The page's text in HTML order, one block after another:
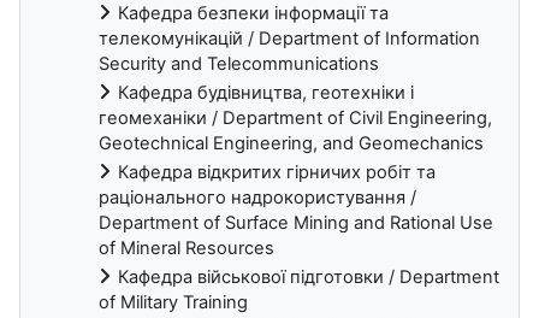
Кафедра безпеки інформації та
телекомунікацій / Department of Information
Security and Telecommunications
Кафедра будівництва, геотехніки і
геомеханіки / Department of Civil Engineering,
Geotechnical Engineering, and Geomechanics
Кафедра відкритих гірничих робіт та
раціонального надрокористування /
Department of Surface Mining and Rational Use
of Mineral Resources
Кафедра військової підготовки / Department
of Military Training